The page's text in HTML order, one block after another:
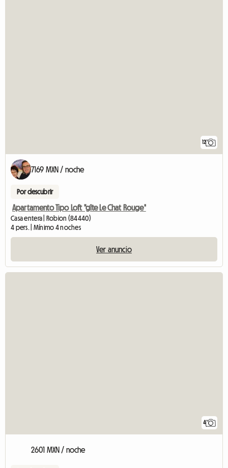
12
7169 MXN / noche
Por descubrir
Apartamento Tipo Loft "gîte Le Chat Rouge"
Casa entera | Robion (84440)
4 pers. | Mínimo 4 noches
Ver anuncio
4
2601 MXN / noche